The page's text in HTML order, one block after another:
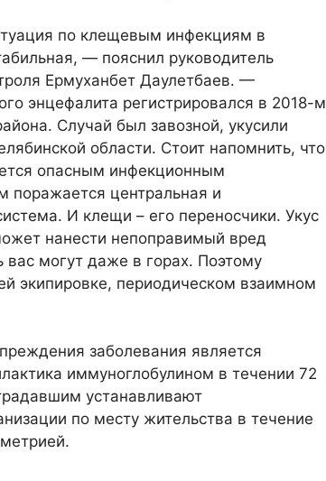
по клещевым инфекциям в
— пояснил руководитель
Ермуханбет Даулетбаев. —
энцефалита регистрировался в 2018-м
Случай был завозной, укусили
области. Стоит напомнить, что
опасным инфекционным
поражается центральная и
И клещи – его переносчики. Укус
нанести непоправимый вред
вас могут даже в горах. Поэтому
экипировке, периодическом взаимном
заболевания является
иммуноглобулином в течении 72
устанавливают
по месту жительства в течение